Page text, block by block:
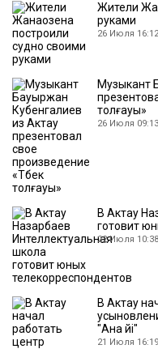
Жители
руками
26 Июля
Музыкант
толғауы»
26 Июля
В Актау
готовит
22 Июля
В Актау
″Ана үйі″
21 Июля